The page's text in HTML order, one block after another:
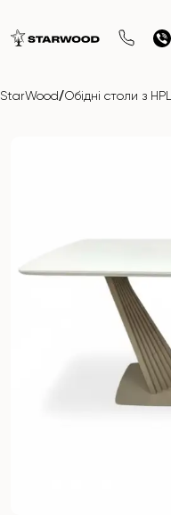
StarWood/Обідні столи з HPL